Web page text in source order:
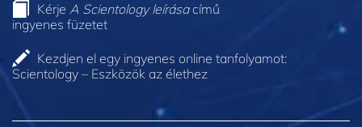
Kérje A Scientology leírásacímű
ingyenes füzetet
Kezdjen el egy ingyenes online tanfolyamot:
Scientology – Eszközök az élethez